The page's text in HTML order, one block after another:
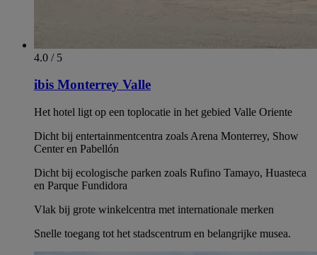
4.0 / 5
ibis Monterrey Valle
Het hotel ligt op een toplocatie in het gebied Valle Oriente
Dicht bij entertainmentcentra zoals Arena Monterrey, Show
Center en Pabellón
Dicht bij ecologische parken zoals Rufino Tamayo, Huasteca
en Parque Fundidora
Vlak bij grote winkelcentra met internationale merken
Snelle toegang tot het stadscentrum en belangrijke musea.